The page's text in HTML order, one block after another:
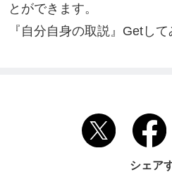
とができます。
『自分自身の取説』Getし
シェア